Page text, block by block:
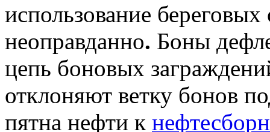
использование
неоправданно. Боны
цепь боновых
отклоняют ветку бонов
пятна нефти к